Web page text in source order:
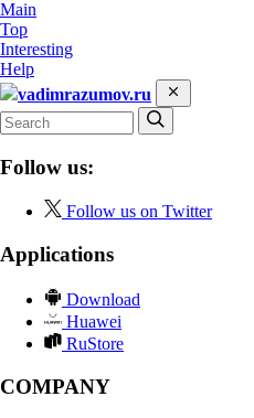
Main
Top
Interesting
Help
vadimrazumov.ru
Follow us:
Follow us on Twitter
Applications
Download
Huawei
RuStore
COMPANY